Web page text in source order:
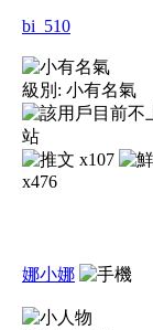
bi_510
級別: 小有名氣
x107
x476
娜小娜